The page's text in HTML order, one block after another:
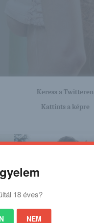
Keress a Twitteren
Kattints a képre
18 éves?
NEM